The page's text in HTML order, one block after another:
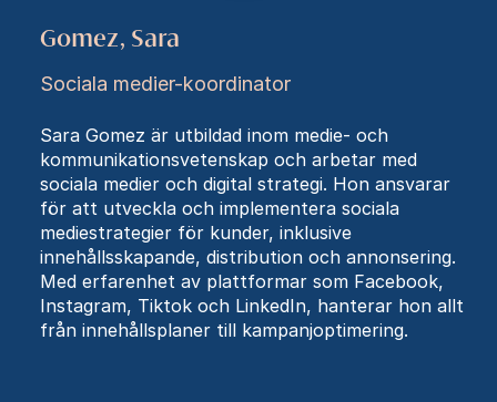
Gomez, Sara
Sociala medier-koordinator
Sara Gomez är utbildad inom medie- och
kommunikationsvetenskap och arbetar med
sociala medier och digital strategi. Hon ansvarar
för att utveckla och implementera sociala
mediestrategier för kunder, inklusive
innehållsskapande, distribution och annonsering.
Med erfarenhet av plattformar som Facebook,
Instagram, Tiktok och LinkedIn, hanterar hon allt
från innehållsplaner till kampanjoptimering.